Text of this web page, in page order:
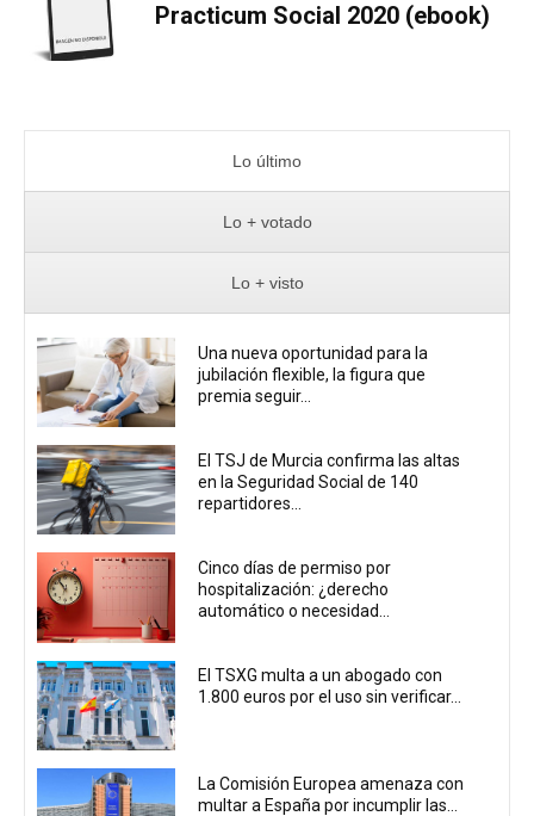
Practicum Social 2020 (ebook)
Lo último
Lo + votado
Lo + visto
Una nueva oportunidad para la
jubilación flexible, la figura que
premia seguir...
El TSJ de Murcia confirma las altas
en la Seguridad Social de 140
repartidores...
Cinco días de permiso por
hospitalización: ¿derecho
automático o necesidad...
El TSXG multa a un abogado con
1.800 euros por el uso sin verificar...
La Comisión Europea amenaza con
multar a España por incumplir las...